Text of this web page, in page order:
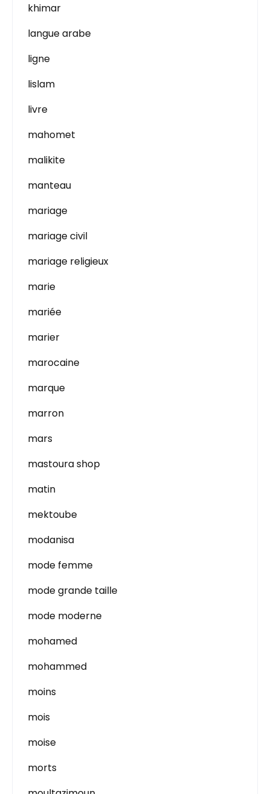
khimar
langue arabe
ligne
lislam
livre
mahomet
malikite
manteau
mariage
mariage civil
mariage religieux
marie
mariée
marier
marocaine
marque
marron
mars
mastoura shop
matin
mektoube
modanisa
mode femme
mode grande taille
mode moderne
mohamed
mohammed
moins
mois
moise
morts